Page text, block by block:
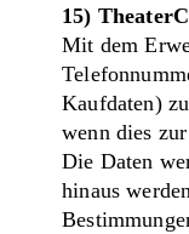
15)
Mit dem
Kaufdaten)
wenn dies
Die Daten
hinaus